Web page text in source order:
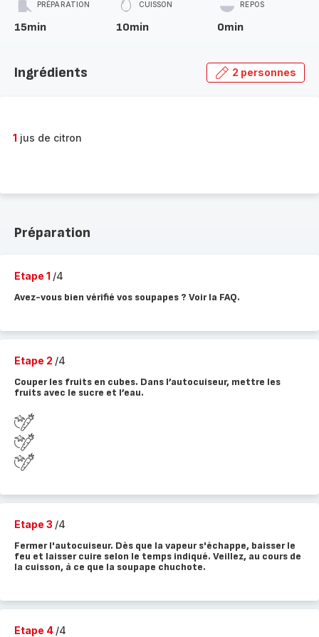
PRÉPARATION
15min
CUISSON
10min
REPOS
0min
Ingrédients 2 personnes
1 jus de citron
Préparation
Etape 1 /4
Avez-vous bien vérifié vos soupapes ? Voir la FAQ.
Etape 2 /4
Couper les fruits en cubes. Dans l’autocuiseur, mettre les
fruits avec le sucre et l’eau.
Etape 3 /4
Fermer l'autocuiseur. Dès que la vapeur s'échappe, baisser le
feu et laisser cuire selon le temps indiqué. Veillez, au cours de
la cuisson, à ce que la soupape chuchote.
Etape 4 /4